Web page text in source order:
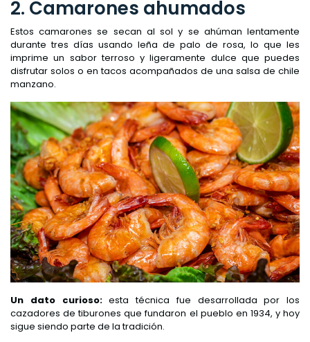
2. Camarones ahumados
Estos camarones se secan al sol y se ahúman lentamente
durante tres días usando leña de palo de rosa, lo que les
imprime un sabor terroso y ligeramente dulce que puedes
disfrutar solos o en tacos acompañados de una salsa de chile
manzano.
Un dato curioso:esta técnica fue desarrollada por los
cazadores de tiburones que fundaron el pueblo en 1934, y hoy
sigue siendo parte de la tradición.